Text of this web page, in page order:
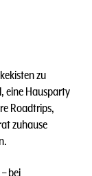
zu
eine Hausparty
Roadtrips,
zuhause